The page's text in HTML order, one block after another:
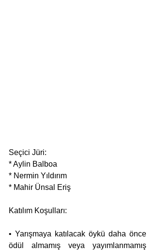
Seçici Jüri:
* Aylin Balboa
* Nermin Yıldırım
* Mahir Ünsal Eriş
Katılım Koşulları:
• Yarışmaya katılacak öykü daha önce
ödül almamış veya yayımlanmamış